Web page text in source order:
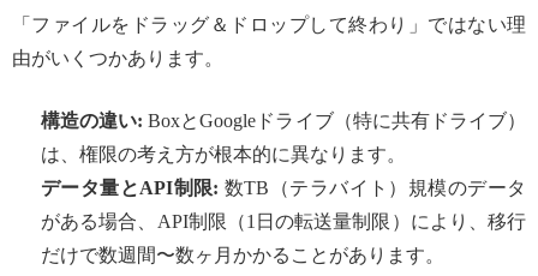
「ファイルをドラッグ＆ドロップして終わり」ではない理
由がいくつかあります。
構造の違い: BoxとGoogleドライブ（特に共有ドライブ）
は、権限の考え方が根本的に異なります。
データ量とAPI制限: 数TB（テラバイト）規模のデータ
がある場合、API制限（1日の転送量制限）により、移行
だけで数週間〜数ヶ月かかることがあります。